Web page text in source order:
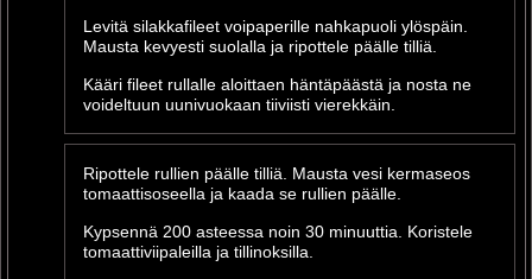
Levitä silakkafileet voipaperille nahkapuoli ylöspäin.
Mausta kevyesti suolalla ja ripottele päälle tilliä.
Kääri fileet rullalle aloittaen häntäpäästä ja nosta ne
voideltuun uunivuokaan tiiviisti vierekkäin.
Ripottele rullien päälle tilliä. Mausta vesi kermaseos
tomaattisoseella ja kaada se rullien päälle.
Kypsennä 200 asteessa noin 30 minuuttia. Koristele
tomaattiviipaleilla ja tillinoksilla.